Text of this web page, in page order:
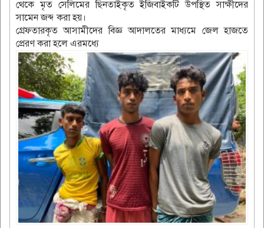
থেকে মৃত সেলিমের ছিনতাইকৃত ইজিবাইকটি উপস্থিত সাক্ষীদের
সামেন জব্দ করা হয়।
গ্রেফতারকৃত আসামীদের বিজ্ঞ আদালতের মাধ্যমে জেল হাজতে
প্রেরণ করা হলে এরমধ্যে